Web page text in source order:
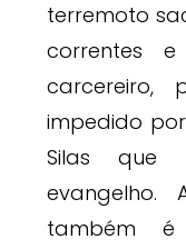
terremoto
correntes
impedido
Silas que
evangelho.
também